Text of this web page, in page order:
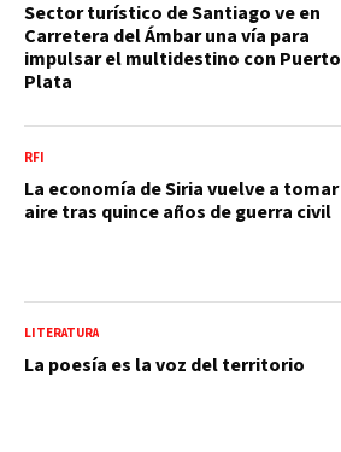
Sector turístico de Santiago ve en
Carretera del Ámbar una vía para
impulsar el multidestino con Puerto
Plata
RFI
La economía de Siria vuelve a tomar
aire tras quince años de guerra civil
LITERATURA
La poesía es la voz del territorio